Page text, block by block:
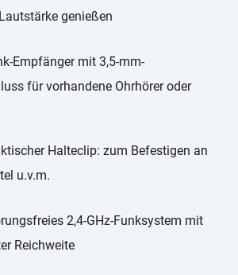
genießen
Empfänger mit 3,5-mm-
für vorhandene Ohrhörer oder
Halteclip: zum Befestigen an
u.v.m.
2,4-GHz-Funksystem mit
Reichweite